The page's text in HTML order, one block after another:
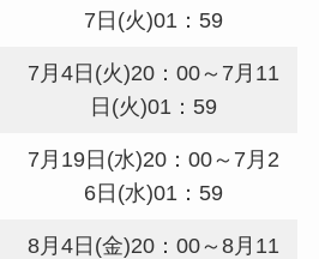
7日(火)01：59
7月4日(火)20：00～7月11
日(火)01：59
7月19日(水)20：00～7月2
6日(水)01：59
8月4日(金)20：00～8月11